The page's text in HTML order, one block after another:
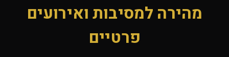
מהירה למסיבות ואירועים
פרטיים